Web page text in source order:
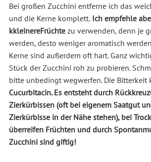
Bei großen Zucchini entferne ich das
und die Kerne komplett.Ich empfehle
kkleinereFrüchtezu verwenden, denn je
werden, desto weniger aromatisch
Kerne sind außerdem oft hart. Ganz
Stück der Zucchini roh zu probieren.
bitte unbedingt wegwerfen. Die Bitterkeit
Cucurbitacin. Es entsteht durch
Zierkürbissen (oft bei eigenem Saatgut
Zierkürbisse in der Nähe stehen), bei
überreifen Früchten und durch
Zucchini sind giftig!